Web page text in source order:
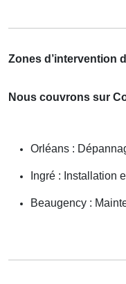
Zones d’intervention
Nous couvrons sur
Orléans :
Ingré : Installation
Beaugency :